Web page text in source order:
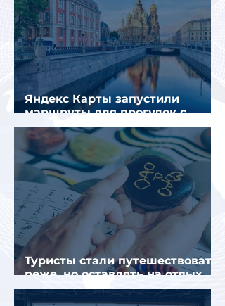
Яндекс Карты запустили
маршруты для прогулок с
описанием и аудиогидом
Туристы стали путешествовать
реже, но оставлять на отдых
почти на 40% больше